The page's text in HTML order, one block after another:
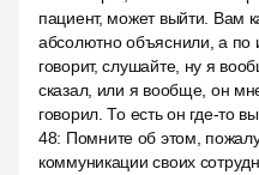
пациент, может выйти. Вам
абсолютно объяснили, а по
говорит, слушайте, ну я
сказал, или я вообще, он
говорил. То есть он где-то
48: Помните об этом,
коммуникации своих